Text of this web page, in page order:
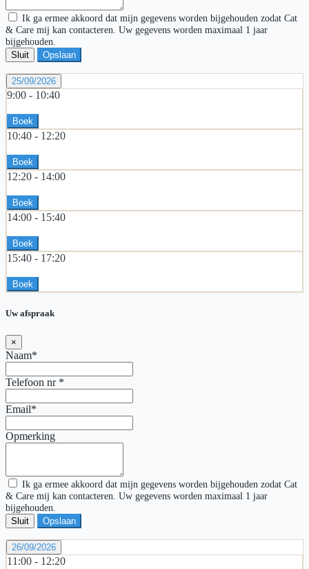
Ik ga ermee akkoord dat mijn gegevens worden bijgehouden zodat Cat
& Care mij kan contacteren. Uw gegevens worden maximaal 1 jaar
bijgehouden.
Sluit Opslaan
25/09/2026
9:00 - 10:40
Boek
10:40 - 12:20
Boek
12:20 - 14:00
Boek
14:00 - 15:40
Boek
15:40 - 17:20
Boek
Uw afspraak
×
Naam*
Telefoon nr *
Email*
Opmerking
Ik ga ermee akkoord dat mijn gegevens worden bijgehouden zodat Cat
& Care mij kan contacteren. Uw gegevens worden maximaal 1 jaar
bijgehouden.
Sluit Opslaan
26/09/2026
11:00 - 12:20